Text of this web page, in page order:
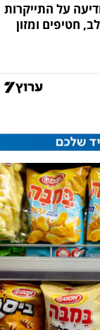
על התייקרות
חטיפים ומזון